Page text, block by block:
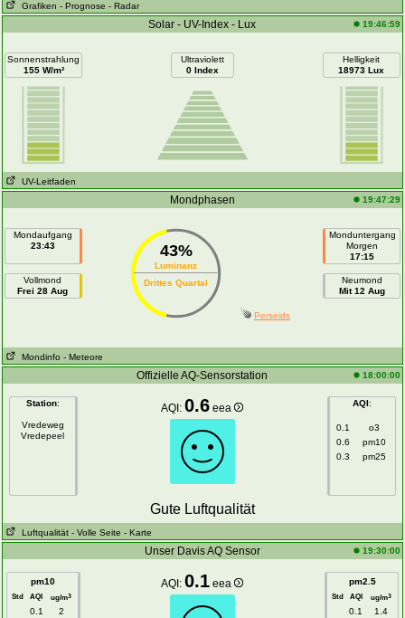
Grafiken - Prognose - Radar
Solar - UV-Index - Lux 19:46:59
Sonnenstrahlung
155 W/m²
Ultraviolett
0 Index
Helligkeit
18973 Lux
UV-Leitfaden
Mondphasen 19:47:29
Mondaufgang
23:43
Vollmond
Frei 28 Aug
43%
Luminanz
Drittes Quartal
Monduntergang
Morgen
17:15
Neumond
Mit 12 Aug
Perseids
Mondinfo - Meteore
Offizielle AQ-Sensorstation 18:00:00
Station:
Vredeweg
Vredepeel
AQI:0.6 eea AQI:
0.1
o3
0.6
pm10
0.3
pm25
Gute Luftqualität
Luftqualität - Volle Seite - Karte
Unser Davis AQ Sensor 19:30:00
pm10
Std AQI ug/m3
0.1 2
AQI:0.1 eea pm2.5
Std AQI ug/m3
0.1 1.4